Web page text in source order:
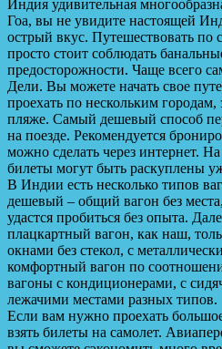
Индия удивительная
Гоа, вы не увидите настоящей
острый вкус. Путешествовать по
просто стоит соблюдать
предосторожности. Чаще всего
Дели. Вы можете начать свое
проехать по нескольким
пляже. Самый дешевый способ
на поезде. Рекомендуется
можно сделать через интернет.
билеты могут быть раскуплены
В Индии есть несколько типов
дешевый – общий вагон без
удастся пробиться без опыта.
плацкартный вагон, как наш,
окнами без стекол, с
комфортный вагон по
вагоны с кондиционерами, с
лежачими местами разных типов.
Если вам нужно проехать
взять билеты на самолет.